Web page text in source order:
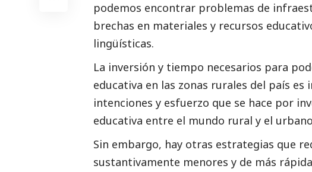
podemos encontrar problemas de
brechas en materiales y recursos
lingüísticas.
La inversión y tiempo necesarios para
educativa en las zonas rurales del país es
intenciones y esfuerzo que se hace por
educativa entre el mundo rural y el
Sin embargo, hay otras estrategias que
sustantivamente menores y de más